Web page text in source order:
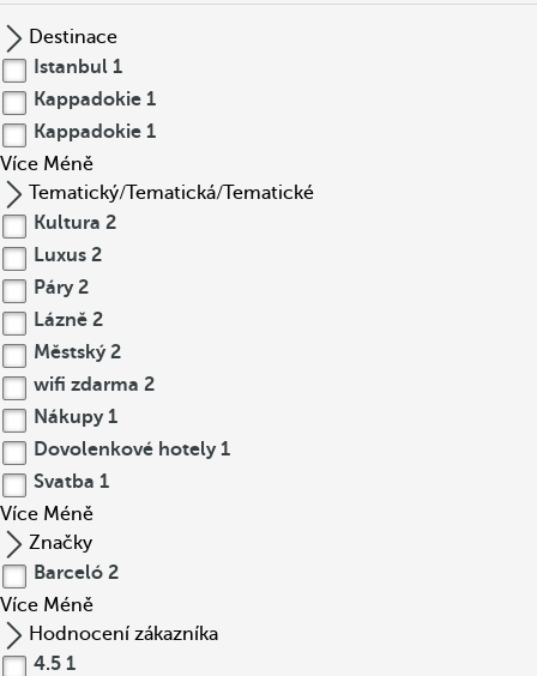
Destinace
Istanbul 1
Kappadokie 1
Kappadokie 1
Více Méně
Tematický/Tematická/Tematické
Kultura 2
Luxus 2
Páry 2
Lázně 2
Městský 2
wifi zdarma 2
Nákupy 1
Dovolenkové hotely 1
Svatba 1
Více Méně
Značky
Barceló 2
Více Méně
Hodnocení zákazníka
4.5 1